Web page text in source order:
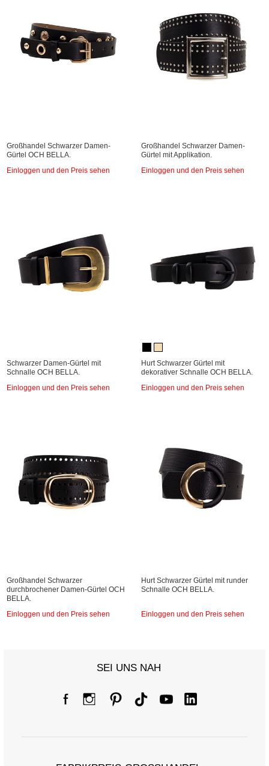
Großhandel Schwarzer Damen-
Gürtel OCH BELLA.
Einloggen und den Preis sehen
Großhandel Schwarzer Damen-
Gürtel mit Applikation.
Einloggen und den Preis sehen
Schwarzer Damen-Gürtel mit
Schnalle OCH BELLA.
Einloggen und den Preis sehen
Hurt Schwarzer Gürtel mit
dekorativer Schnalle OCH BELLA.
Einloggen und den Preis sehen
Großhandel Schwarzer
durchbrochener Damen-Gürtel OCH
BELLA.
Einloggen und den Preis sehen
Hurt Schwarzer Gürtel mit runder
Schnalle OCH BELLA.
Einloggen und den Preis sehen
SEI UNS NAH